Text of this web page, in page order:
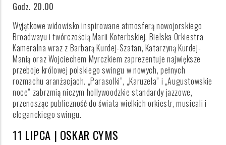
Godz. 20.00
Wyjątkowe widowisko inspirowane atmosferą nowojorskiego
Broadwayu i twórczością Marii Koterbskiej. Bielska Orkiestra
Kameralna wraz z Barbarą Kurdej-Szatan, Katarzyną Kurdej-
Manią oraz Wojciechem Myrczkiem zaprezentuje największe
przeboje królowej polskiego swingu w nowych, pełnych
rozmachu aranżacjach. „Parasolki”, „Karuzela” i „Augustowskie
noce” zabrzmią niczym hollywoodzkie standardy jazzowe,
przenosząc publiczność do świata wielkich orkiestr, musicali i
eleganckiego swingu.
11 LIPCA | OSKAR CYMS